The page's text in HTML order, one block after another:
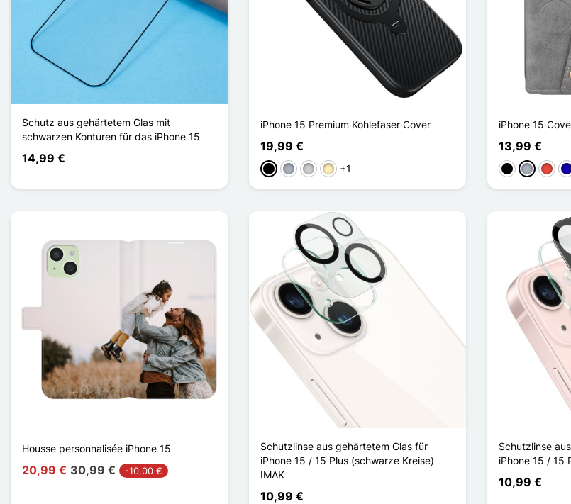
Schutz aus gehärtetem Glas mit
schwarzen Konturen für das iPhone 15
14,99 €
iPhone 15 Premium Kohlefaser Cover
19,99 €
Schwarz
GrauSilberGolden
+1
iPhone 15
13,99 €
Schwarz
GrauRot
Housse personnalisée iPhone 15
20,99 € 30,99 € -10,00 €
Schutzlinse aus gehärtetem Glas für
iPhone 15 / 15 Plus (schwarze Kreise)
IMAK
10,99 €
Schutzlinse
iPhone 15 / 15
10,99 €